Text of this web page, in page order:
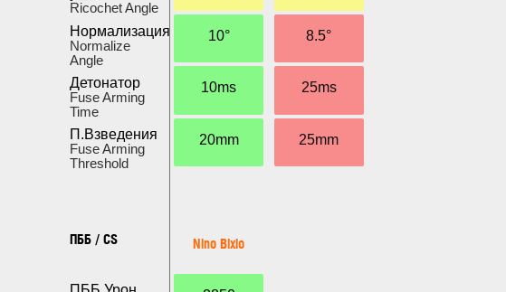
Ricochet Angle
Нормализация
Normalize
Angle
Детонатор
Fuse Arming
Time
П.Взведения
Fuse Arming
Threshold
ПББ / CS
10°
10ms
20mm
Nino Bixio
8.5°
25ms
25mm